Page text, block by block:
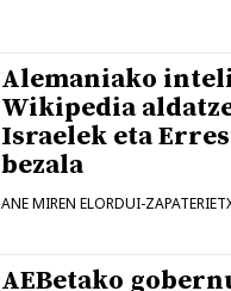
Alemaniako
Wikipedia
Israelek eta
bezala
ANE MIREN ELORDUI-
AEBetako